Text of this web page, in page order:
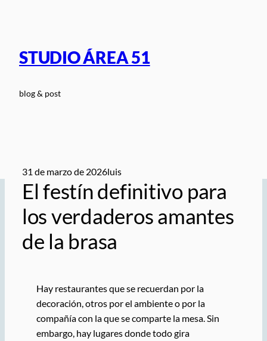
STUDIO ÁREA 51
blog & post
31 de marzo de 2026luis
El festín definitivo para
los verdaderos amantes
de la brasa
Hay restaurantes que se recuerdan por la
decoración, otros por el ambiente o por la
compañía con la que se comparte la mesa. Sin
embargo, hay lugares donde todo gira